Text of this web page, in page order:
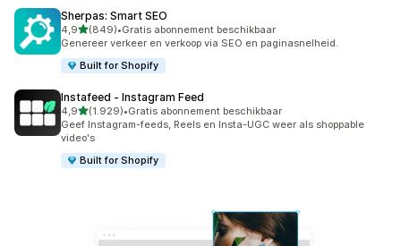
Sherpas: Smart SEO
4,9van 5 sterren
(849)
849 recensies in totaal
•Gratis abonnement beschikbaar
Genereer verkeer en verkoop via SEO en paginasnelheid.
Built for Shopify
Instafeed ‑ Instagram Feed
4,9van 5 sterren
(1.929)
1929 recensies in totaal
•Gratis abonnement beschikbaar
Geef Instagram-feeds, Reels en Insta-UGC weer als shoppable
video's
Built for Shopify